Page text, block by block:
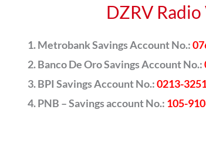
DZRV
Metrobank Savings Account No.:
Banco De Oro Savings Account No.:
BPI Savings Account No.:0213-
PNB – Savings account No.: 105-